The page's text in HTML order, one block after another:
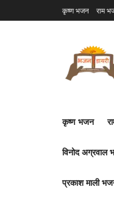
कृष्ण भजन राम
कृष्ण भजन
विनोद अग्रवाल
प्रकाश माली